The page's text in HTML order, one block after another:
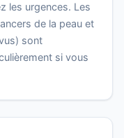
les urgences. Les
de la peau et
sont
si vous